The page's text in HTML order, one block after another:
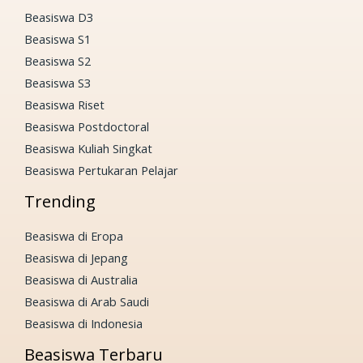
Beasiswa D3
Beasiswa S1
Beasiswa S2
Beasiswa S3
Beasiswa Riset
Beasiswa Postdoctoral
Beasiswa Kuliah Singkat
Beasiswa Pertukaran Pelajar
Trending
Beasiswa di Eropa
Beasiswa di Jepang
Beasiswa di Australia
Beasiswa di Arab Saudi
Beasiswa di Indonesia
Beasiswa Terbaru